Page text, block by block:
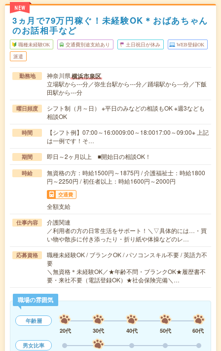
NEW
3ヵ月で79万円稼ぐ！未経験OK＊おばあちゃん
のお話相手など
職種未経験OK 交通費別途支給あり 土日祝日が休み WEB登録OK
派遣
勤務地 神奈川県横浜市泉区
立場駅から---分／弥生台駅から---分／踊場駅から---分／下飯
田駅から---分
曜日頻度
シフト制（月～日） ※平日のみなどの相談もOK ※週3なども
相談OK
時間
【シフト例】07:00～16:0009:00～18:0017:00～09:00※ 上記
は一例です！そ…
期間 即日～2ヶ月以上 ■開始日の相談OK！
時給
無資格の方：時給1500円～1875円 / 介護福祉士：時給1800
円～2250円 / 初任者以上：時給1600円～2000円
交通費
全額支給
仕事内容
介護関連
／利用者の方の日常生活をサポート！＼▽具体的には…・買
い物や散歩に付き添ったり・折り紙や体操などのレ…
応募資格
職種未経験OK / ブランクOK / パソコンスキル不要 / 英語力不
要
＼無資格＊未経験OK／★年齢不問・ブランクOK★履歴書不
要・来社不要（電話登録OK）★社会保険完備＼…
職場の雰囲気
年齢層
20代
30代 40代 50代
60代
男女比率